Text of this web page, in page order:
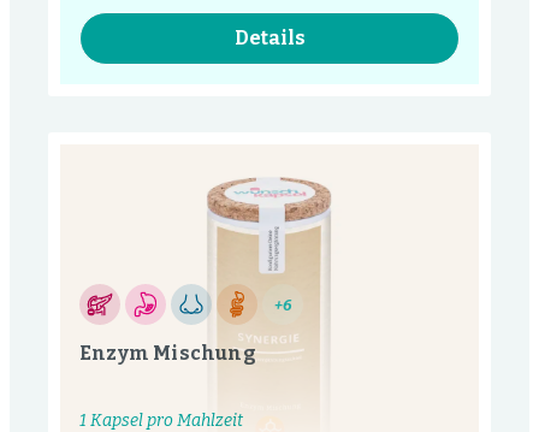
Details
+6
Enzym Mischung
1 Kapsel pro Mahlzeit